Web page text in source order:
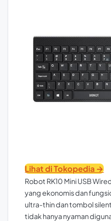
Lihat di Tokopedia →
Robot RK10 Mini USB
yang ekonomis dan
ultra-thin dan tombol
tidak hanya nyaman